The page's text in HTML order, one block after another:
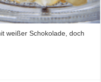
weißer Schokolade, doch